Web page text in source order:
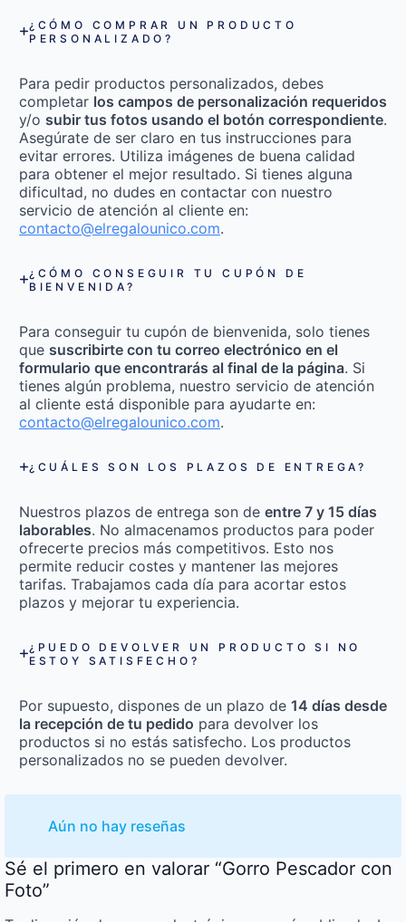
¿CÓMO COMPRAR UN PRODUCTO
PERSONALIZADO?
Para pedir productos personalizados, debes
completar los campos de personalización requeridos
y/o subir tus fotos usando el botón correspondiente.
Asegúrate de ser claro en tus instrucciones para
evitar errores. Utiliza imágenes de buena calidad
para obtener el mejor resultado. Si tienes alguna
dificultad, no dudes en contactar con nuestro
servicio de atención al cliente en:
contacto@elregalounico.com.
¿CÓMO CONSEGUIR TU CUPÓN DE
BIENVENIDA?
Para conseguir tu cupón de bienvenida, solo tienes
que suscribirte con tu correo electrónico en el
formulario que encontrarás al final de la página. Si
tienes algún problema, nuestro servicio de atención
al cliente está disponible para ayudarte en:
contacto@elregalounico.com.
¿CUÁLES SON LOS PLAZOS DE ENTREGA?
Nuestros plazos de entrega son de entre 7 y 15 días
laborables. No almacenamos productos para poder
ofrecerte precios más competitivos. Esto nos
permite reducir costes y mantener las mejores
tarifas. Trabajamos cada día para acortar estos
plazos y mejorar tu experiencia.
¿PUEDO DEVOLVER UN PRODUCTO SI NO
ESTOY SATISFECHO?
Por supuesto, dispones de un plazo de 14 días desde
la recepción de tu pedido para devolver los
productos si no estás satisfecho. Los productos
personalizados no se pueden devolver.
Aún no hay reseñas
Sé el primero en valorar “Gorro Pescador con
Foto”